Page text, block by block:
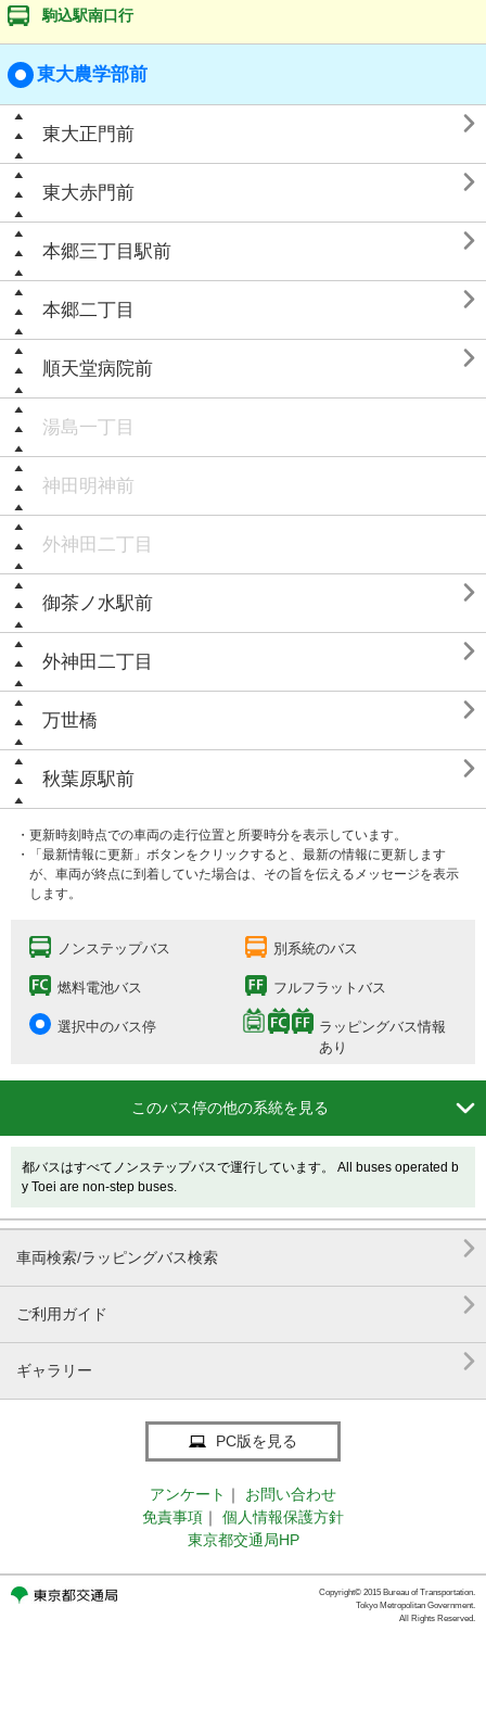
駒込駅南口行
東大農学部前
東大正門前 
東大赤門前 
本郷三丁目駅前 
本郷二丁目 
順天堂病院前 
湯島一丁目
神田明神前
外神田二丁目
御茶ノ水駅前 
外神田二丁目 
万世橋 
秋葉原駅前 
・更新時刻時点での車両の走行位置と所要時分を表示しています。
・「最新情報に更新」ボタンをクリックすると、最新の情報に更新します
が、車両が終点に到着していた場合は、その旨を伝えるメッセージを表示
します。
ノンステップバス 別系統のバス
燃料電池バス フルフラットバス
選択中のバス停
ラッピングバス情報
あり
このバス停の他の系統を見る 
都バスはすべてノンステップバスで運行しています。 All buses operated b
y Toei are non-step buses.
車両検索/ラッピングバス検索 
ご利用ガイド 
ギャラリー 
PC版を見る
アンケート ｜
お問い合わせ
免責事項 ｜
個人情報保護方針
東京都交通局HP
Copyright© 2015 Bureau of Transportation.
Tokyo Metropolitan Government.
All Rights Reserved.